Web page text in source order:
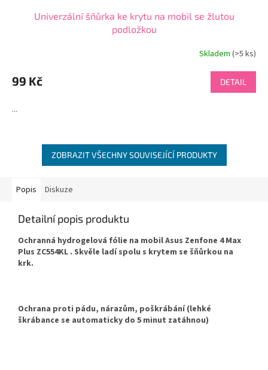
Univerzální šňůrka ke krytu na mobil se žlutou
podložkou
Skladem (>5 ks)
99 Kč DETAIL
...
ZOBRAZIT VŠECHNY SOUVISEJÍCÍ PRODUKTY
Popis Diskuze
Detailní popis produktu
Ochranná hydrogelová fólie na mobil Asus Zenfone 4 Max
Plus ZC554KL . Skvěle ladí spolu s krytem se šňůrkou na
krk.
Ochrana proti pádu, nárazům, poškrábání (lehké
škrábance se automaticky do 5 minut zatáhnou)